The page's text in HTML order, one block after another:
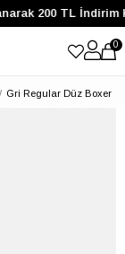
200 TL İndirim
0
Gri Regular Düz Boxer